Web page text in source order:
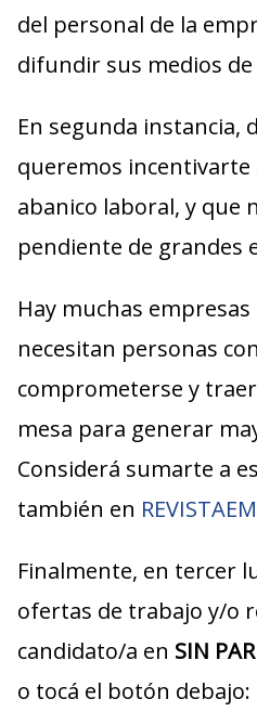
del personal de la
difundir sus medios
En segunda instancia,
queremos incentivarte
abanico laboral, y que
pendiente de grandes
Hay muchas
necesitan personas
comprometerse y
mesa para generar
Considerá sumarte a
también en
Finalmente, en tercer
ofertas de trabajo y/o
candidato/a en SIN PAR
o tocá el botón debajo: